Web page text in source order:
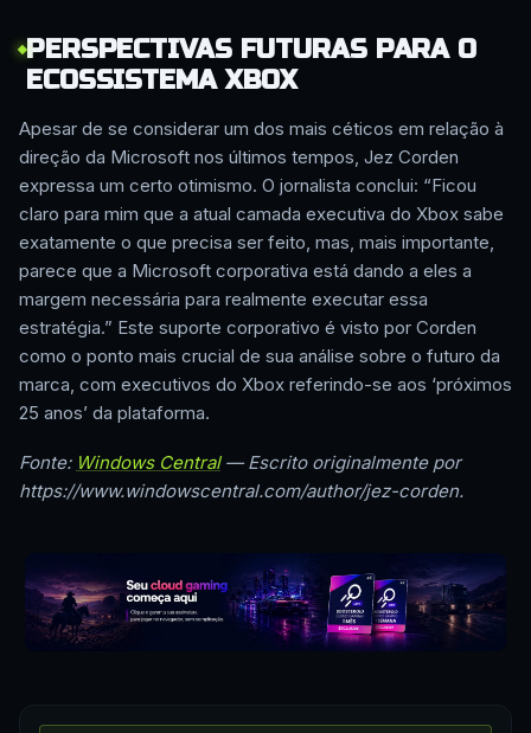
PERSPECTIVAS FUTURAS PARA O
ECOSSISTEMA XBOX
Apesar de se considerar um dos mais céticos em relação à
direção da Microsoft nos últimos tempos, Jez Corden
expressa um certo otimismo. O jornalista conclui: “Ficou
claro para mim que a atual camada executiva do Xbox sabe
exatamente o que precisa ser feito, mas, mais importante,
parece que a Microsoft corporativa está dando a eles a
margem necessária para realmente executar essa
estratégia.” Este suporte corporativo é visto por Corden
como o ponto mais crucial de sua análise sobre o futuro da
marca, com executivos do Xbox referindo-se aos ‘próximos
25 anos’ da plataforma.
Fonte: Windows Central— Escrito originalmente por
https://www.windowscentral.com/author/jez-corden.